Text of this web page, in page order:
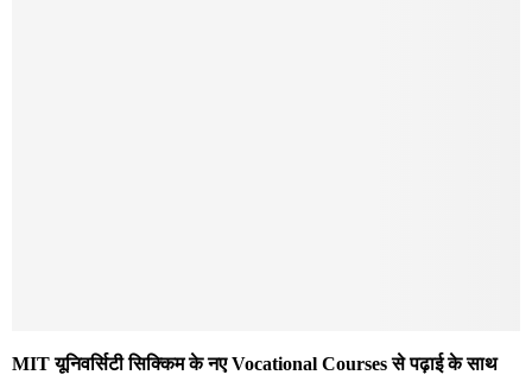
MIT यूनिवर्सिटी सिक्किम के नए Vocational Courses से पढ़ाई के साथ